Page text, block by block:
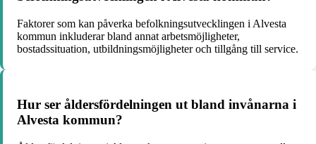
Faktorer som kan påverka befolkningsutvecklingen i Alvesta
kommun inkluderar bland annat arbetsmöjligheter,
bostadssituation, utbildningsmöjligheter och tillgång till service.
Hur ser åldersfördelningen ut bland invånarna i
Alvesta kommun?